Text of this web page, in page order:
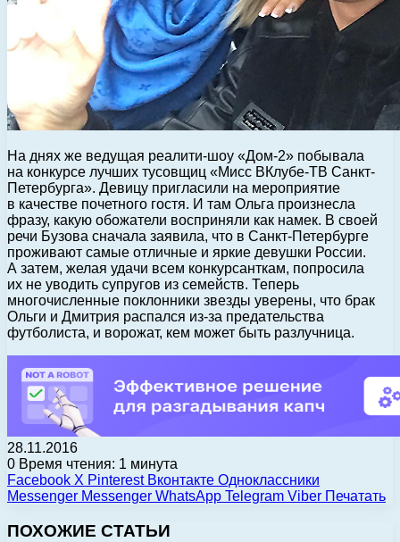
На днях же ведущая реалити-шоу «Дом-2» побывала
на конкурсе лучших тусовщиц «Мисс ВКлубе-ТВ Санкт-
Петербурга». Девицу пригласили на мероприятие
в качестве почетного гостя. И там Ольга произнесла
фразу, какую обожатели восприняли как намек. В своей
речи Бузова сначала заявила, что в Санкт-Петербурге
проживают самые отличные и яркие девушки России.
А затем, желая удачи всем конкурсанткам, попросила
их не уводить супругов из семейств. Теперь
многочисленные поклонники звезды уверены, что брак
Ольги и Дмитрия распался из-за предательства
футболиста, и ворожат, кем может быть разлучница.
28.11.2016
0 Время чтения: 1 минута
Facebook X Pinterest Вконтакте Одноклассники
Messenger Messenger WhatsApp Telegram Viber Печатать
ПОХОЖИЕ СТАТЬИ